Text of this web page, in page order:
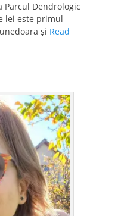
Dendrologic
lei este primul
şi Read